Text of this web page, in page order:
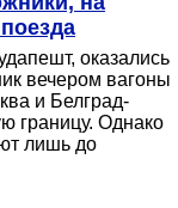
оказались
вечером вагоны
и Белград-
границу. Однако
лишь до